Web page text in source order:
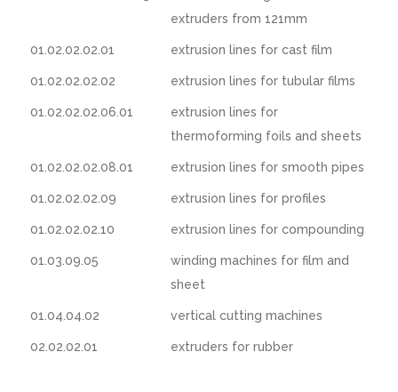
extruders from 121mm
01.02.02.02.01 extrusion lines for cast film
01.02.02.02.02 extrusion lines for tubular films
01.02.02.02.06.01
extrusion lines for
thermoforming foils and sheets
01.02.02.02.08.01 extrusion lines for smooth pipes
01.02.02.02.09 extrusion lines for profiles
01.02.02.02.10 extrusion lines for compounding
01.03.09.05
winding machines for film and
sheet
01.04.04.02 vertical cutting machines
02.02.02.01 extruders for rubber